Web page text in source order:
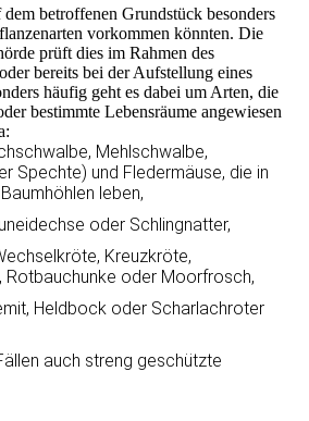
betroffenen Grundstück besonders
vorkommen könnten. Die
prüft dies im Rahmen des
bereits bei der Aufstellung eines
häufig geht es dabei um Arten, die
bestimmte Lebensräume angewiesen
Mehlschwalbe,
Spechte) und Fledermäuse, die in
leben,
oder Schlingnatter,
Kreuzkröte,
Rotbauchunke oder Moorfrosch,
Heldbock oder Scharlachroter
auch streng geschützte